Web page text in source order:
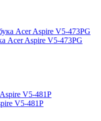
Acer Aspire V5-473PG
V5-481P